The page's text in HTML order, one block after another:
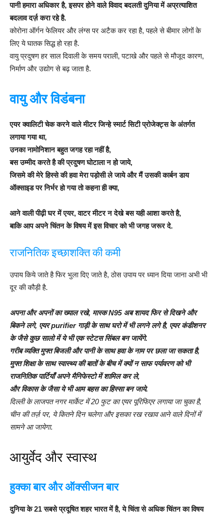
पानी हमारा अधिकार है, इसपर होने वाले विवाद बदलती दुनिया में अप्रत्याशित
बदलाव दर्ज़ करा रहे है.
कोरोना ऑर्गन फेलियर और लंग्स पर अटैक कर रहा है, पहले से बीमार लोगों के
लिए ये घातक सिद्ध हो रहा है.
वायु प्रदुषण हर साल दिवाली के समय पराली, पटाखे और पहले से मौजूद कारण,
निर्माण और उद्योग से बढ़ जाता है.
वायु और विडंबना
एयर क्वालिटी चेक करने वाले मीटर जिन्हे स्मार्ट सिटी प्रोजेक्ट्स के अंतर्गत
लगाया गया था,
उनका नामोनिशान बहुत जगह रहा नहीं है,
बस उम्मीद करते है की प्रदुषण घोटाला न हो जाये,
जिसमे की मेरे हिस्से की हवा मेरा पड़ोसी ले जाये और मैं उसकी कार्बन डाय
ऑक्साइड पर निर्भर हो गया तो कहना ही क्या,
आने वाली पीढ़ी घर में एयर, वाटर मीटर न देखे बस यही आशा करते है,
बाकि आप अपने चिंतन के विषय में इस विचार को भी जगह जरूर दे.
राजनितिक इच्छाशक्ति की कमी
उपाय किये जाते है फिर भुला दिए जाते है, ठोस उपाय पर ध्यान दिया जाना अभी भी
दूर की कौड़ी है.
अपना और अपनों का ख्याल रखे, मास्क N95 अब शायद फिर से दिखने और
बिकने लगे, एयर purifier गाड़ी के साथ घरो में भी लगने लगे है, एयर कंडीशनर
के जैसे कुछ सालो में ये भी एक स्टेटस सिंबल बन जायेंगे.
गरीब व्यक्ति मुफ्त बिजली और पानी के साथ हवा के नाम पर छला जा सकता है,
मुफ्त शिक्षा के साथ स्वास्थ्य की बातों के बीच में क्यों न साफ पर्यावरण को भी
राजनितिक पार्टियाँ अपने मैनिफेस्टो में शामिल कर ले,
और विकास के जैसा ये भी आम बहस का हिस्सा बन जाये.
दिल्ली के लाजपत नगर मार्केट में 20 फुट का एयर पूरिफिएर लगाया जा चुका है,
चीन की तर्ज़ पर, ये कितने दिन चलेगा और इसका रख रखाव आने वाले दिनों में
सामने आ जायेगा.
आयुर्वेद और स्वास्थ
हुक्का बार और ऑक्सीजन बार
दुनिया के 21 सबसे प्रदूषित शहर भारत में है, ये चिंता से अधिक चिंतन का विषय